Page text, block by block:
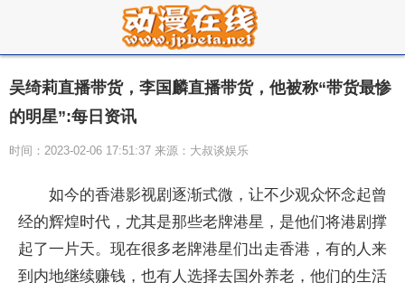
吴绮莉直播带货，李国麟直播带货，他被称“带货最惨
的明星”:每日资讯
时间：2023-02-06 17:51:37 来源：大叔谈娱乐
如今的香港影视剧逐渐式微，让不少观众怀念起曾
经的辉煌时代，尤其是那些老牌港星，是他们将港剧撑
起了一片天。现在很多老牌港星们出走香港，有的人来
到内地继续赚钱，也有人选择去国外养老，他们的生活